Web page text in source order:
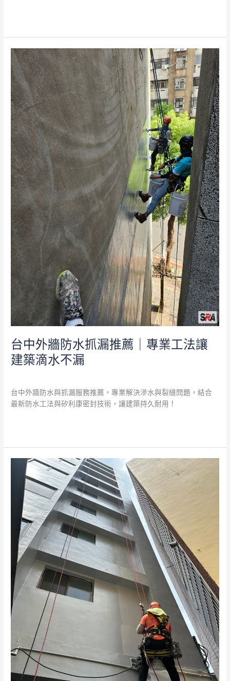
台中外牆防水抓漏推薦｜專業工法讓
建築滴水不漏
台中外牆防水與抓漏服務推薦，專業解決滲水與裂縫問題，結合
最新防水工法與矽利康密封技術，讓建築持久耐用！
台
中
外
牆
防
水
抓
漏
推
薦
｜
專
業
工
法
讓
建
築
滴
水
不
漏
水
漆
的
選
擇
｜
長
效